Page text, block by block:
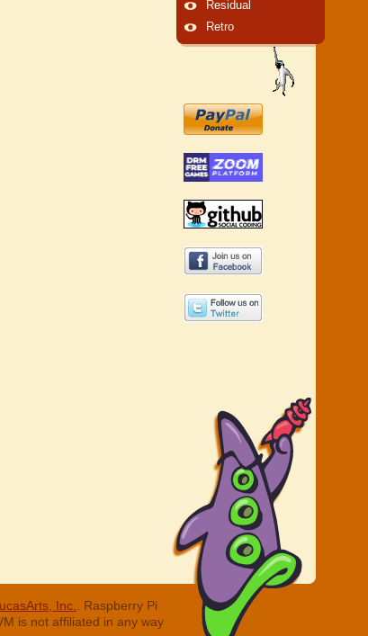
Residual
Retro
Inc.
. Raspberry Pi
is not affiliated in any way